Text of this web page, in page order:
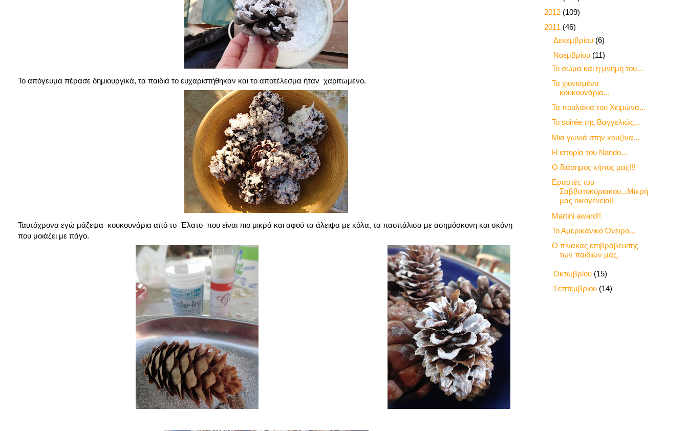
Το απόγευμα πέρασε δημιουργικά, τα παιδιά το ευχαριστήθηκαν και το αποτέλεσμα ήταν χαριτωμένο.
Ταυτόχρονα εγώ μάζεψα κουκουνάρια από το Έλατο που είναι πιο μικρά και αφού τα άλειψα με κόλα, τα πασπάλισα με ασημόσκονη και σκόνη
που μοιάζει με πάγο.
2012 (109)
2011 (46)
Δεκεμβρίου (6)
Νοεμβρίου (11)
Το σώμα και η μνήμη του...
Τα χιονισμένα
κουκουνάρια...
Τα πουλάκια του Χειμώνα...
To soirée της Βαγγελιώς...
Μια γωνιά στην κουζίνα...
Η ιστορία του Nando...
Ο διάσημος κήπος μας!!!
Εραστές του
Σαββατοκύριακου...Μικρή
μας οικογένεια!!
Martini award!!
Το Αμερικάνικο Όνειρο...
Ο πίνακας επιβράβευσης
των παιδιών μας.
Οκτωβρίου (15)
Σεπτεμβρίου (14)